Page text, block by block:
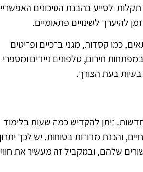
ולסייע בהבנת הסיכונים
להיערך לשינויים פתאומיים.
כמו קסדות, מגני ברכיים ופריטים
חירום, טלפונים ניידים ומספרי
בעיות בעת הצורך.
ניתן להקדיש כמה שעות בלימוד
והכנת מדורות בטוחות. יש לכך יתרון
שלהם, ובמקביל זה מעשיר את